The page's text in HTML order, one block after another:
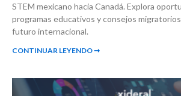
STEM mexicano hacia Canadá. Explora
programas educativos y consejos
futuro internacional.
CONTINUAR LEYENDO ➞